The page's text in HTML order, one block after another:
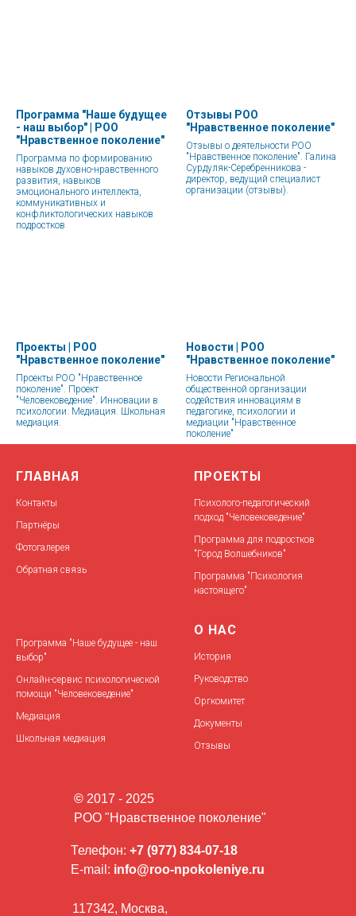
Программа "Наше будущее
- наш выбор" | РОО
"Нравственное поколение"
Программа по формированию
навыков духовно-нравственного
развития, навыков
эмоционального интеллекта,
коммуникативных и
конфликтологических навыков
подростков
Отзывы РОО
"Нравственное поколение"
Отзывы о деятельности РОО
"Нравственное поколение". Галина
Сурдуляк-Серебренникова -
директор, ведущий специалист
организации (отзывы).
Проекты | РОО
"Нравственное поколение"
Проекты РОО "Нравственное
поколение". Проект
"Человековедение". Инновации в
психологии. Медиация. Школьная
медиация.
Новости | РОО
"Нравственное поколение"
Новости Региональной
общественной организации
содействия инновациям в
педагогике, психологии и
медиации "Нравственное
поколение"
ГЛАВНАЯ
Контакты
Партнёры
Фотогалерея
Обратная связь
ПРОЕКТЫ
Психолого-педагогический
подход "Человековедение"
Программа для подростков
"Город Волшебников"
Программа "Психология
настоящего"
Программа "Наше будущее - наш
выбор"
Онлайн-сервис психологической
помощи "Человековедение"
Медиация
Школьная медиация
О НАС
История
Руководство
Оргкомитет
Документы
Отзывы
© 2017 - 2025
РОО "Нравственное поколение"
Телефон: +7 (977) 834-07-18
E-mail: info@roo-npokoleniye.ru
117342, Москва,